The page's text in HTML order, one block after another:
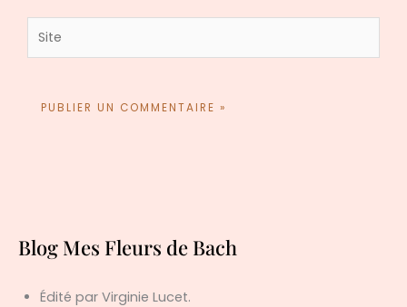
Site
Blog Mes Fleurs de Bach
Édité par Virginie Lucet.